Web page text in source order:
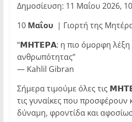
Δημοσίευση: 11 Μαΐου 2026,
10 Μαΐου| Γιορτή της
“𝝡𝝜𝝩𝝚𝝦𝝖: η πιο όμορφη λέξη
ανθρωπότητας”
— Kahlil Gibran
Σήμερα τιμούμε όλες τις
τις γυναίκες που προσφέρουν
δύναμη, φροντίδα και